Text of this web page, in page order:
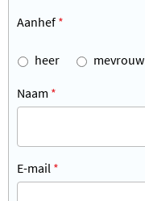
Aanhef *
heer mevrouw
Naam *
E-mail *